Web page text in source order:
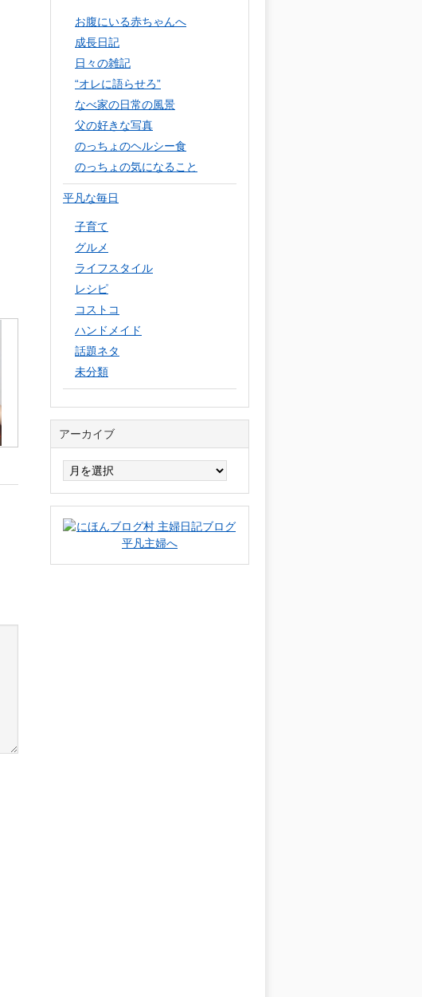
お腹にいる赤ちゃんへ
成長日記
日々の雑記
“オレに語らせろ”
なべ家の日常の風景
父の好きな写真
のっちょのヘルシー食
のっちょの気になること
平凡な毎日
子育て
グルメ
ライフスタイル
レシピ
コストコ
ハンドメイド
話題ネタ
未分類
アーカイブ
イ